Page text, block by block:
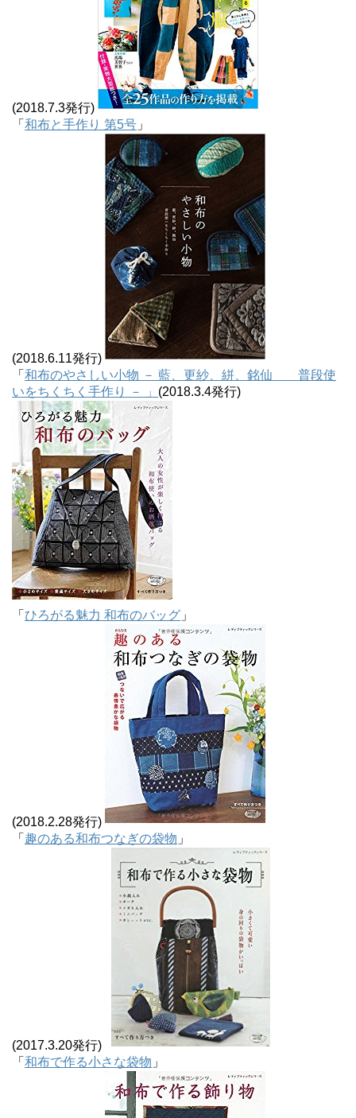
(2018.7.3発行)
「 和布と手作り 第5号 」
(2018.6.11発行)
「 和布のやさしい小物 － 藍、更紗、絣、銘仙 普段使
いをちくちく手作り － 」 (2018.3.4発行)
「 ひろがる魅力 和布のバッグ 」
(2018.2.28発行)
「 趣のある和布つなぎの袋物 」
(2017.3.20発行)
「 和布で作る小さな袋物 」